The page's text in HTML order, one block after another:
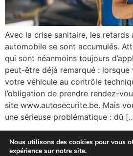
Avec la crise sanitaire, les
automobile se sont accumulés.
qui sont néanmoins toujours
peut-être déjà remarqué :
votre véhicule au contrôle
l’obligation de prendre rendez-
site www.autosecurite.be. Mais
une sérieuse problématique : dû
←Suivant
Nous utilisons des cookies pour vous
expérience sur notre site.